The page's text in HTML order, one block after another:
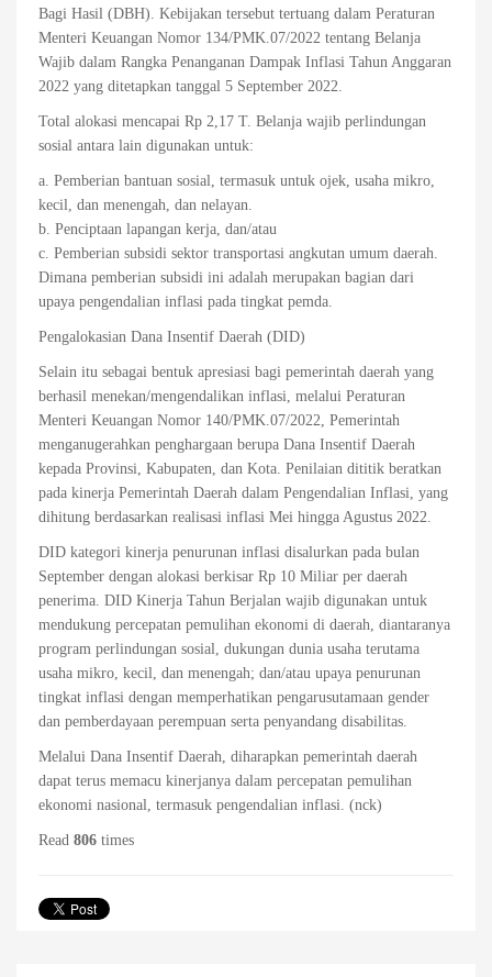
Bagi Hasil (DBH). Kebijakan tersebut tertuang dalam Peraturan
Menteri Keuangan Nomor 134/PMK.07/2022 tentang Belanja
Wajib dalam Rangka Penanganan Dampak Inflasi Tahun Anggaran
2022 yang ditetapkan tanggal 5 September 2022.
Total alokasi mencapai Rp 2,17 T. Belanja wajib perlindungan
sosial antara lain digunakan untuk:
a. Pemberian bantuan sosial, termasuk untuk ojek, usaha mikro,
kecil, dan menengah, dan nelayan.
b. Penciptaan lapangan kerja, dan/atau
c. Pemberian subsidi sektor transportasi angkutan umum daerah.
Dimana pemberian subsidi ini adalah merupakan bagian dari
upaya pengendalian inflasi pada tingkat pemda.
Pengalokasian Dana Insentif Daerah (DID)
Selain itu sebagai bentuk apresiasi bagi pemerintah daerah yang
berhasil menekan/mengendalikan inflasi, melalui Peraturan
Menteri Keuangan Nomor 140/PMK.07/2022, Pemerintah
menganugerahkan penghargaan berupa Dana Insentif Daerah
kepada Provinsi, Kabupaten, dan Kota. Penilaian dititik beratkan
pada kinerja Pemerintah Daerah dalam Pengendalian Inflasi, yang
dihitung berdasarkan realisasi inflasi Mei hingga Agustus 2022.
DID kategori kinerja penurunan inflasi disalurkan pada bulan
September dengan alokasi berkisar Rp 10 Miliar per daerah
penerima. DID Kinerja Tahun Berjalan wajib digunakan untuk
mendukung percepatan pemulihan ekonomi di daerah, diantaranya
program perlindungan sosial, dukungan dunia usaha terutama
usaha mikro, kecil, dan menengah; dan/atau upaya penurunan
tingkat inflasi dengan memperhatikan pengarusutamaan gender
dan pemberdayaan perempuan serta penyandang disabilitas.
Melalui Dana Insentif Daerah, diharapkan pemerintah daerah
dapat terus memacu kinerjanya dalam percepatan pemulihan
ekonomi nasional, termasuk pengendalian inflasi. (nck)
Read 806 times